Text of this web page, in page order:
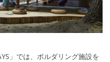
」では、ボルダリング施設を